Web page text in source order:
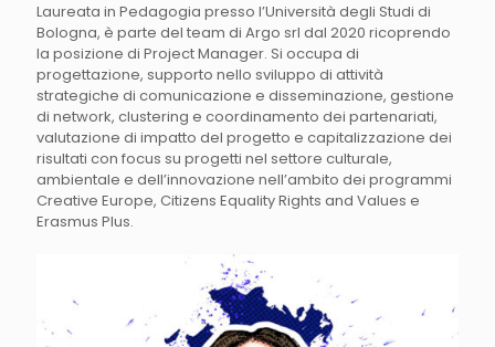
Laureata in Pedagogia presso l’Università degli Studi di
Bologna, è parte del team di Argo srl dal 2020 ricoprendo
la posizione di Project Manager. Si occupa di
progettazione, supporto nello sviluppo di attività
strategiche di comunicazione e disseminazione, gestione
di network, clustering e coordinamento dei partenariati,
valutazione di impatto del progetto e capitalizzazione dei
risultati con focus su progetti nel settore culturale,
ambientale e dell’innovazione nell’ambito dei programmi
Creative Europe, Citizens Equality Rights and Values e
Erasmus Plus.